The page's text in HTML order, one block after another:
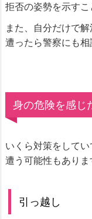
拒否の姿勢を示すこ
また、自分だけで
遭ったら警察にも相
身の危険を感じ
いくら対策をして
遭う可能性もありま
引っ越し